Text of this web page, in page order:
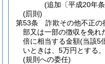
(追加〔平成20年
(罰則)
第53条
詐欺その他不正の
部又は一部の徴収を免れ
倍に相当する金額(当該5
いときは、5万円とする
(規則への委任)